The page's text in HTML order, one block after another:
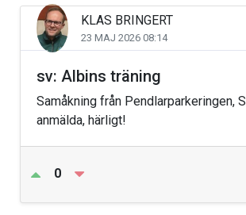
KLAS BRINGERT
23 MAJ 2026 08:14
sv: Albins träning
Samåkning från Pendlarparkeringen,
anmälda, härligt!
0